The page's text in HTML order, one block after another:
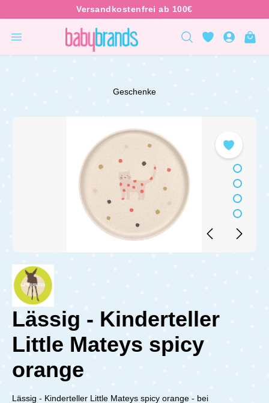
Geschenke
Lässig - Kinderteller
Little Mateys spicy
orange
Lässig - Kinderteller Little Mateys spicy orange - bei